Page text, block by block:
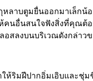
าบตูมยื่นออกมาเล็กน้อ
คนอื่นสนใจฟังสิ่งที่คุณต้
สลงบนบริเวณดังกล่าว
ริมฝีปากอิ่มเอิบและชุ่ม